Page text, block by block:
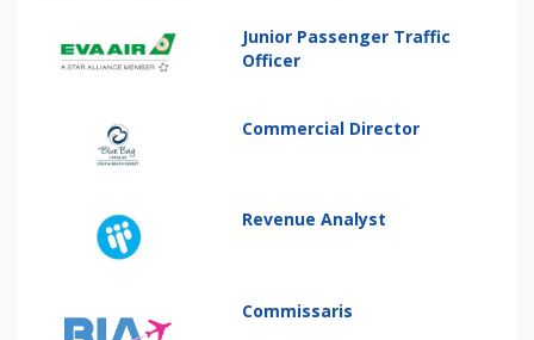
Junior Passenger Traffic
Officer
Commercial Director
Revenue Analyst
Commissaris